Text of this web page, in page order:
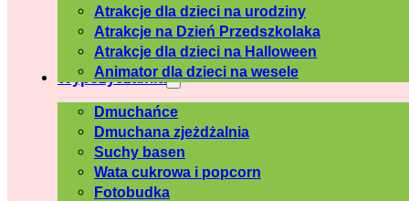
Atrakcje dla dzieci na urodziny
Atrakcje na Dzień Przedszkolaka
Atrakcje dla dzieci na Halloween
Animator dla dzieci na wesele
Wypożyczalnia
Dmuchańce
Dmuchana zjeżdżalnia
Suchy basen
Wata cukrowa i popcorn
Fotobudka